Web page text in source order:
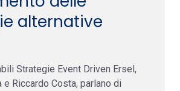
alternative
Strategie Event Driven Ersel,
e Riccardo Costa, parlano di